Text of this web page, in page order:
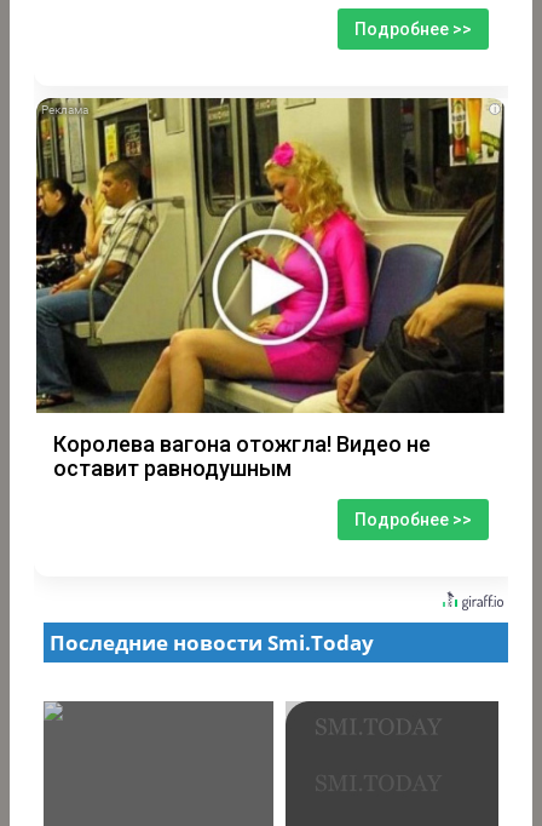
Подробнее >>
i
Королева вагона отожгла! Видео не
оставит равнодушным
Подробнее >>